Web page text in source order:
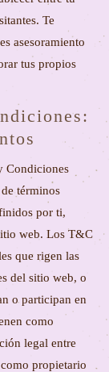
Te
asesoramiento
tus propios
Condiciones
términos
por ti,
web. Los T&C
que rigen las
del sitio web, o
o participan en
como
legal entre
propietario